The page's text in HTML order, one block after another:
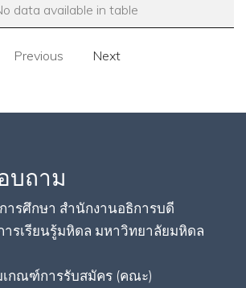
data available in table
Previous Next
บถาม
ารศึกษา สำนักงานอธิการบดี
รเรียนรู้มหิดล มหาวิทยาลัยมหิดล
เกณฑ์การรับสมัคร (คณะ)